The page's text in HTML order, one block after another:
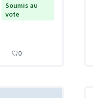
Soumis au
vote
0